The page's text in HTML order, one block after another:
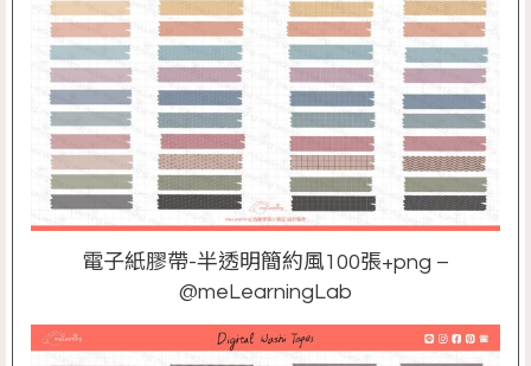
電子紙膠帶-半透明簡約風100張+png –
@meLearningLab